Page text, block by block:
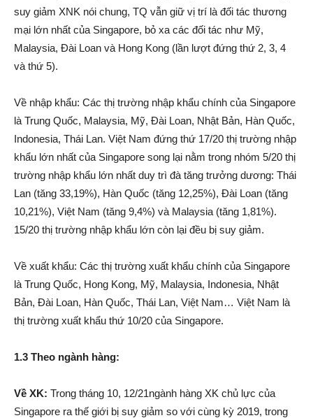
suy giảm XNK nói chung, TQ vẫn giữ vị trí là đối tác thương
mại lớn nhất của Singapore, bỏ xa các đối tác như Mỹ,
Malaysia, Đài Loan và Hong Kong (lần lượt đứng thứ 2, 3, 4
và thứ 5).
Về nhập khẩu: Các thị trường nhập khẩu chính của Singapore
là Trung Quốc, Malaysia, Mỹ, Đài Loan, Nhật Bản, Hàn Quốc,
Indonesia, Thái Lan. Việt Nam đứng thứ 17/20 thị trường nhập
khẩu lớn nhất của Singapore song lại nằm trong nhóm 5/20 thị
trường nhập khẩu lớn nhất duy trì đà tăng trưởng dương: Thái
Lan (tăng 33,19%), Hàn Quốc (tăng 12,25%), Đài Loan (tăng
10,21%), Việt Nam (tăng 9,4%) và Malaysia (tăng 1,81%).
15/20 thị trường nhập khẩu lớn còn lại đều bị suy giảm.
Về xuất khẩu: Các thị trường xuất khẩu chính của Singapore
là Trung Quốc, Hong Kong, Mỹ, Malaysia, Indonesia, Nhật
Bản, Đài Loan, Hàn Quốc, Thái Lan, Việt Nam… Việt Nam là
thị trường xuất khẩu thứ 10/20 của Singapore.
1.3 Theo ngành hàng:
Về XK: Trong tháng 10, 12/21ngành hàng XK chủ lực của
Singapore ra thế giới bị suy giảm so với cùng kỳ 2019, trong